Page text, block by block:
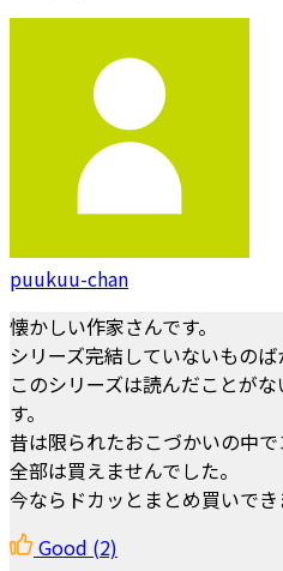
puukuu-chan
懐かしい作家さんです。
シリーズ完結していないものば
このシリーズは読んだことが
す。
昔は限られたおこづかいの中
全部は買えませんでした。
今ならドカッとまとめ買いでき
Good (2)